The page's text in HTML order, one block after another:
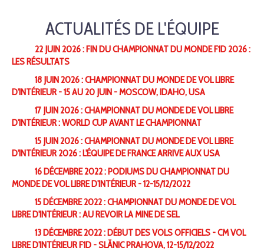
ACTUALITÉS DE L'ÉQUIPE
22 JUIN 2026 : FIN DU CHAMPIONNAT DU MONDE F1D 2026 :
LES RÉSULTATS
18 JUIN 2026 : CHAMPIONNAT DU MONDE DE VOL LIBRE
D'INTÉRIEUR - 15 AU 20 JUIN - MOSCOW, IDAHO, USA
17 JUIN 2026 : CHAMPIONNAT DU MONDE DE VOL LIBRE
D'INTÉRIEUR : WORLD CUP AVANT LE CHAMPIONNAT
15 JUIN 2026 : CHAMPIONNAT DU MONDE DE VOL LIBRE
D'INTÉRIEUR 2026 : L'ÉQUIPE DE FRANCE ARRIVE AUX USA
16 DÉCEMBRE 2022 : PODIUMS DU CHAMPIONNAT DU
MONDE DE VOL LIBRE D'INTÉRIEUR - 12-15/12/2022
15 DÉCEMBRE 2022 : CHAMPIONNAT DU MONDE DE VOL
LIBRE D'INTÉRIEUR : AU REVOIR LA MINE DE SEL
13 DÉCEMBRE 2022 : DÉBUT DES VOLS OFFICIELS - CM VOL
LIBRE D'INTÉRIEUR F1D - SLĂNIC PRAHOVA, 12-15/12/2022